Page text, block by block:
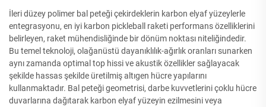
İleri düzey polimer bal peteği çekirdeklerin karbon elyaf yüzeylerle
entegrasyonu, en iyi karbon pickleball raketi performans özelliklerini
belirleyen, raket mühendisliğinde bir dönüm noktası niteliğindedir.
Bu temel teknoloji, olağanüstü dayanıklılık-ağırlık oranları sunarken
aynı zamanda optimal top hissi ve akustik özellikler sağlayacak
şekilde hassas şekilde üretilmiş altıgen hücre yapılarını
kullanmaktadır. Bal peteği geometrisi, darbe kuvvetlerini çoklu hücre
duvarlarına dağıtarak karbon elyaf yüzeyin ezilmesini veya